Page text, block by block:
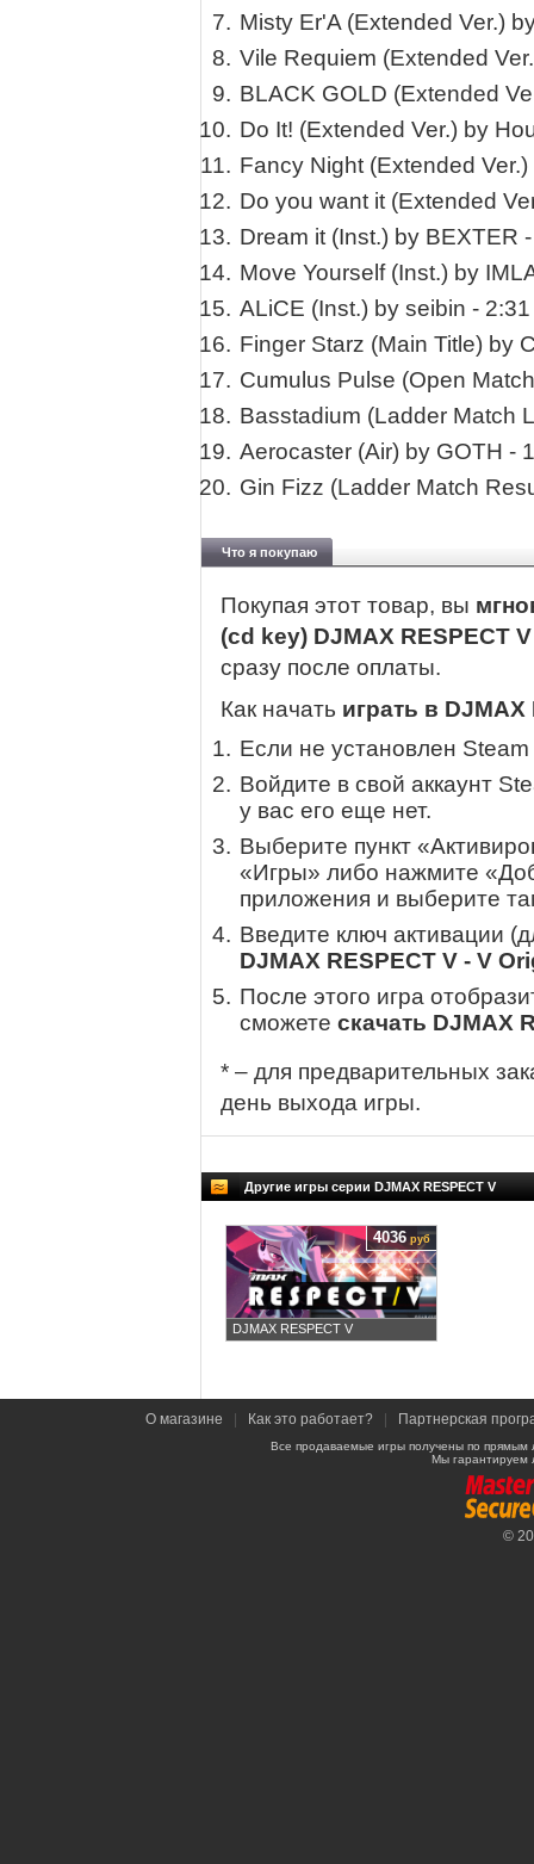
Misty Er'A (Extended Ver.)
Vile Requiem (Extended
BLACK GOLD (Extended
Do It! (Extended Ver.) by
Fancy Night (Extended
Do you want it (Extended
Dream it (Inst.) by BEXTER
Move Yourself (Inst.) by
ALiCE (Inst.) by seibin - 2:31
Finger Starz (Main Title) by
Cumulus Pulse (Open
Basstadium (Ladder Match
Aerocaster (Air) by GOTH -
Gin Fizz (Ladder Match
Что я покупаю
Покупая этот товар, вы
(cd key) DJMAX RESPECT
сразу после оплаты.
Как начать играть в
Если не установлен
Войдите в свой аккаунт
у вас его еще нет.
Выберите пункт
«Игры» либо нажмите
приложения и выберите
Введите ключ активации
DJMAX RESPECT V - V
После этого игра
сможете скачать DJMAX
* – для предварительных
день выхода игры.
Другие игры серии DJMAX RESPECT V
DJMAX RESPECT V
4036 руб
О магазине Как это работает? Партнерская
Все продаваемые игры получены по
Мы гарантируем
©